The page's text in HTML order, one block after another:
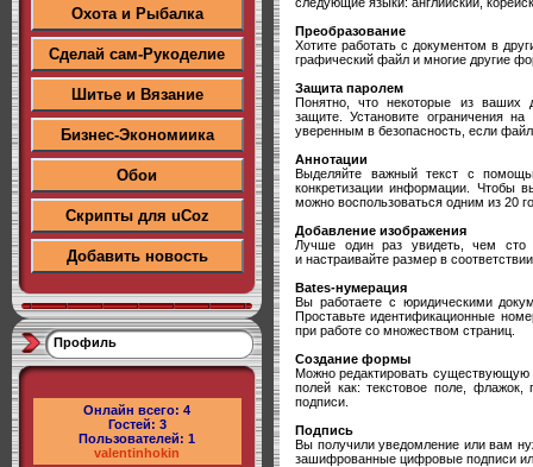
Охота и Рыбалка
Сделай сам-Рукоделие
Шитье и Вязание
Бизнес-Экономиика
Обои
Скрипты для uCoz
Добавить новость
Профиль
Онлайн всего: 4
Гостей: 3
Пользователей: 1
valentinhokin
Преобразование
Хотите работать с документом в
графический файл и многие другие
Защита паролем
Понятно, что некоторые из ваших
защите. Установите ограничения
уверенным в безопасность, если
Аннотации
Выделяйте важный текст с
конкретизации информации. Чтобы
можно воспользоваться одним из 20
Добавление изображения
Лучше один раз увидеть, чем сто
и настраивайте размер в
Bates-нумерация
Вы работаете с юридическими
Проставьте идентификационные
при работе со множеством страниц.
Создание формы
Можно редактировать
полей как: текстовое поле,
подписи.
Подпись
Вы получили уведомление или вам
зашифрованные цифровые подписи